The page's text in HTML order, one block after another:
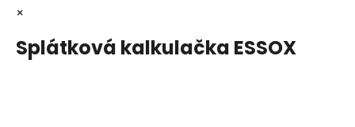
×
Splátková kalkulačka ESSOX